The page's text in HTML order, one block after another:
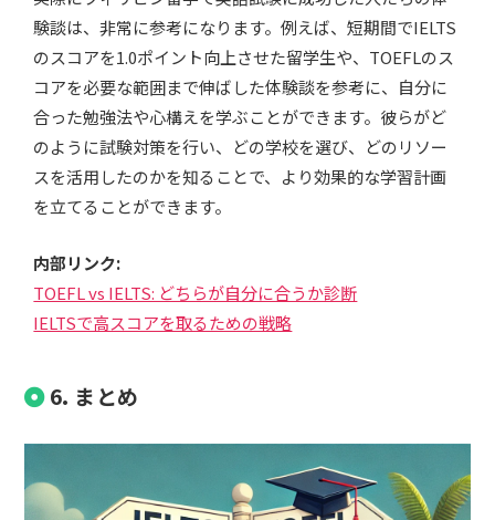
験談は、非常に参考になります。例えば、短期間でIELTS
のスコアを1.0ポイント向上させた留学生や、TOEFLのス
コアを必要な範囲まで伸ばした体験談を参考に、自分に
合った勉強法や心構えを学ぶことができます。彼らがど
のように試験対策を行い、どの学校を選び、どのリソー
スを活用したのかを知ることで、より効果的な学習計画
を立てることができます。
内部リンク:
TOEFL vs IELTS: どちらが自分に合うか診断
IELTSで高スコアを取るための戦略
6. まとめ